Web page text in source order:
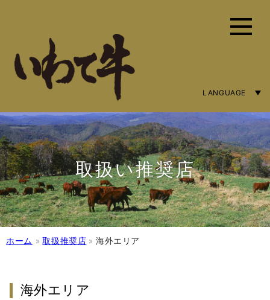
LANGUAGE
取扱い推奨店
ホーム » 取扱推奨店 » 海外エリア
海外エリア